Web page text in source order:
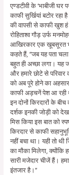
एण्डटीवी के ‘भाबीजी
काफी सुर्खियां बटोर
की वापसी से काफी खुश
रोहिताश्व गौड़ उर्फ
आखिरकार एक खूबसूरत
कहते हैं, ‘‘जब यह पता
बहुत ही अच्छा लगा। यह
और हमारे छोटे से परिवार
को अब पूरे होने का
काफी अड़चनें पेश आ रही
इन दोनों किरदारों के
दर्शक इनकी जोड़ी को
मिस किया इस बात को
किरदार से काफी
नहीं बचा था। यही तो
का मौका मिलेगा, क्योंकि
सारी मजेदार चीजें हैं।
इंतजार है।‘‘